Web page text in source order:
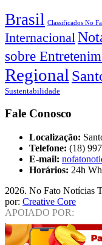
Brasil Classificados No
Internacional
sobre
Regional
Sustentabilidade
Fale Conosco
Localização:
Telefone: (18)
E-mail:
Horários: 24h
2026. No Fato Notícias
por: Creative Core
APOIADO POR: